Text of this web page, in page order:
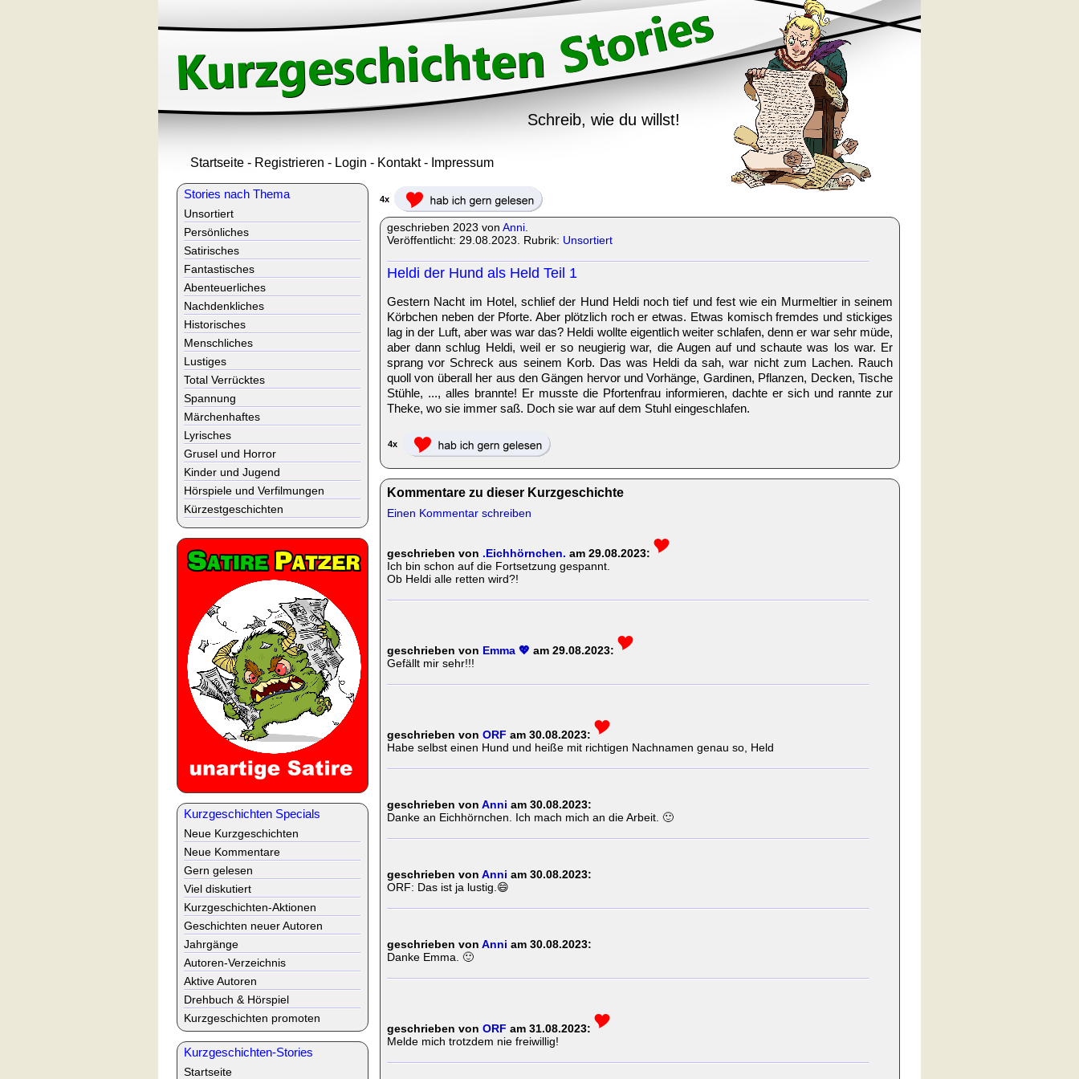
Schreib, wie du willst!
Startseite - Registrieren - Login - Kontakt- Impressum
4x
geschrieben 2023 von Anni
Veröffentlicht: 29.08.2023. Rubrik: Unsortiert
Heldi der Hund als Held Teil 1
Gestern Nacht im Hotel, schlief der Hund Heldi noch tief und fest wie ein Murmeltier in seinem
Körbchen neben der Pforte. Aber plötzlich roch er etwas. Etwas komisch fremdes und stickiges
lag in der Luft, aber was war das? Heldi wollte eigentlich weiter schlafen, denn er war sehr müde,
aber dann schlug Heldi, weil er so neugierig war, die Augen auf und schaute was los war. Er
sprang vor Schreck aus seinem Korb. Das was Heldi da sah, war nicht zum Lachen. Rauch
quoll von überall her aus den Gängen hervor und Vorhänge, Gardinen, Pflanzen, Decken, Tische
Stühle, ..., alles brannte! Er musste die Pfortenfrau informieren, dachte er sich und rannte zur
Theke, wo sie immer saß. Doch sie war auf dem Stuhl eingeschlafen.
4x
Kommentare zu dieser Kurzgeschichte
Einen Kommentar schreiben
geschrieben von .Eichhörnchen. am 29.08.2023:
Ich bin schon auf die Fortsetzung gespannt.
Ob Heldi alle retten wird?!
geschrieben von Emma 💖 am 29.08.2023:
Gefällt mir sehr!!!
geschrieben von ORF am 30.08.2023:
Habe selbst einen Hund und heiße mit richtigen Nachnamen genau so, Held
geschrieben von Anni am 30.08.2023:
Danke an Eichhörnchen. Ich mach mich an die Arbeit. 🙂
geschrieben von Anni am 30.08.2023:
ORF: Das ist ja lustig.😄
geschrieben von Anni am 30.08.2023:
Danke Emma. 🙂
geschrieben von ORF am 31.08.2023:
Melde mich trotzdem nie freiwillig!
Stories nach Thema
Unsortiert
Persönliches
Satirisches
Fantastisches
Abenteuerliches
Nachdenkliches
Historisches
Menschliches
Lustiges
Total Verrücktes
Spannung
Märchenhaftes
Lyrisches
Grusel und Horror
Kinder und Jugend
Hörspiele und Verfilmungen
Kürzestgeschichten
Kurzgeschichten Specials
Neue Kurzgeschichten
Neue Kommentare
Gern gelesen
Viel diskutiert
Kurzgeschichten-Aktionen
Geschichten neuer Autoren
Jahrgänge
Autoren-Verzeichnis
Aktive Autoren
Drehbuch & Hörspiel
Kurzgeschichten promoten
Kurzgeschichten-Stories
Startseite